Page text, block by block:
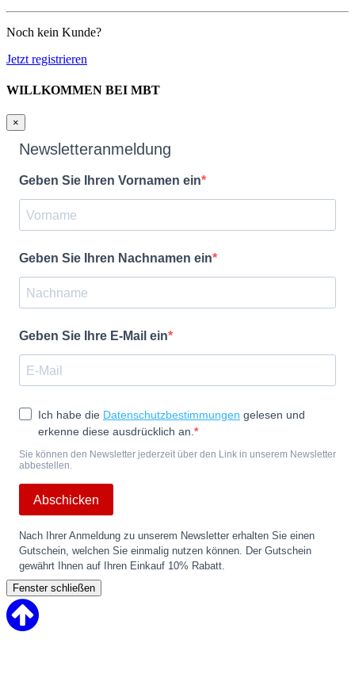
Noch kein Kunde?
Jetzt registrieren
WILLKOMMEN BEI MBT
×
Newsletteranmeldung
Geben Sie Ihren Vornamen ein
Geben Sie Ihren Nachnamen ein
Geben Sie Ihre E-Mail ein
Ich habe die Datenschutzbestimmungen gelesen und
erkenne diese ausdrücklich an.
Sie können den Newsletter jederzeit über den Link in unserem Newsletter
abbestellen.
Abschicken
Nach Ihrer Anmeldung zu unserem Newsletter erhalten Sie einen
Gutschein, welchen Sie einmalig nutzen können. Der Gutschein
gewährt Ihnen auf Ihren Einkauf 10% Rabatt.
Fenster schließen
to